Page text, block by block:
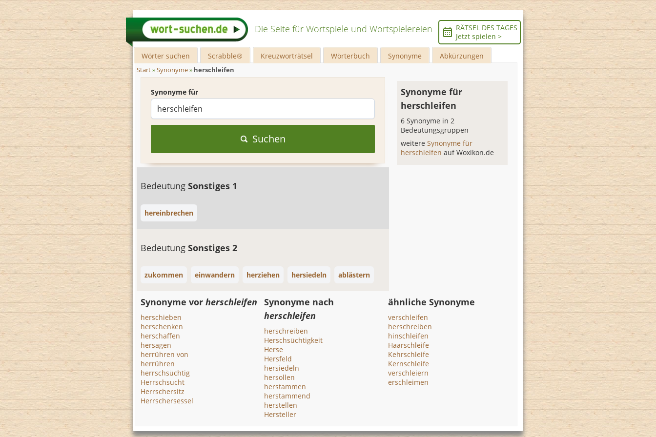
Die Seite für Wortspiele und Wortspielereien
RÄTSEL DES TAGES
Jetzt spielen >
Wörter suchen Scrabble® Kreuzworträtsel Wörterbuch Synonyme Abkürzungen
Start»Synonyme» herschleifen
Synonyme für
Suchen
Bedeutung Sonstiges 1
hereinbrechen
Bedeutung Sonstiges 2
zukommen einwandern herziehen hersiedeln ablästern
Synonyme für
herschleifen
6 Synonyme in 2
Bedeutungsgruppen
weitereSynonyme für
herschleifenauf Woxikon.de
Synonyme vor herschleifen
herschieben
herschenken
herschaffen
hersagen
herrühren von
herrühren
herrschsüchtig
Herrschsucht
Herrschersitz
Herrschersessel
Synonyme nach
herschleifen
herschreiben
Herschsüchtigkeit
Herse
Hersfeld
hersiedeln
hersollen
herstammen
herstammend
herstellen
Hersteller
ähnliche Synonyme
verschleifen
herschreiben
hinschleifen
Haarschleife
Kehrschleife
Kernschleife
verschleiern
erschleimen